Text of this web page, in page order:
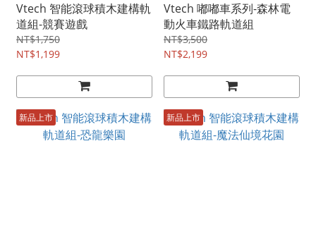
Vtech 智能滾球積木建構軌
道組-競賽遊戲
NT$1,750
NT$1,199
Vtech 嘟嘟車系列-森林電
動火車鐵路軌道組
NT$3,500
NT$2,199
新品上市 新品上市